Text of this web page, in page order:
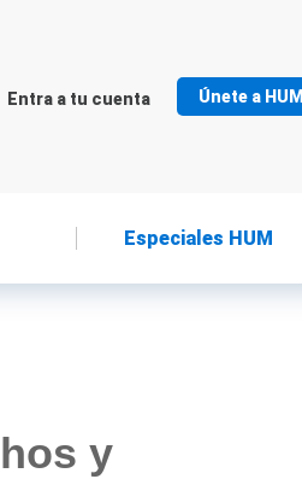
Entra a tu cuenta Únete a HUM
Especiales HUM
y